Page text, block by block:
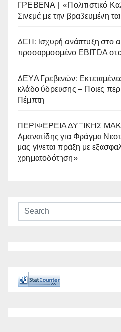
ΓΡΕΒΕΝΑ || «Πολιτιστικό
Σινεμά με την βραβευμένη
ΔΕΗ: Ισχυρή ανάπτυξη στο
προσαρμοσμένο EBITDA
ΔΕΥΑ Γρεβενών:
κλάδο ύδρευσης – Ποιες
Πέμπτη
ΠΕΡΙΦΕΡΕΙΑ ΔΥΤΙΚΗΣ
Αμανατίδης για Φράγμα
μας γίνεται πράξη με
χρηματοδότηση»